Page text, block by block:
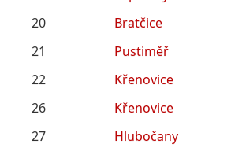
20
Bratčice
21
Pustiměř
22
Křenovice
26
Křenovice
27
Hlubočany